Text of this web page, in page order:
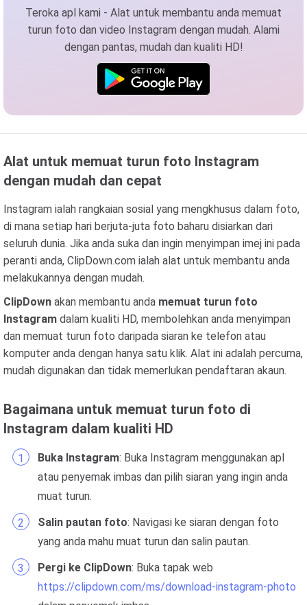
Teroka apl kami - Alat untuk membantu anda memuat
turun foto dan video Instagram dengan mudah. Alami
dengan pantas, mudah dan kualiti HD!
Alat untuk memuat turun foto Instagram
dengan mudah dan cepat
Instagram ialah rangkaian sosial yang mengkhusus dalam foto,
di mana setiap hari berjuta-juta foto baharu disiarkan dari
seluruh dunia. Jika anda suka dan ingin menyimpan imej ini pada
peranti anda, ClipDown.com ialah alat untuk membantu anda
melakukannya dengan mudah.
ClipDown akan membantu anda memuat turun foto
Instagram dalam kualiti HD, membolehkan anda menyimpan
dan memuat turun foto daripada siaran ke telefon atau
komputer anda dengan hanya satu klik. Alat ini adalah percuma,
mudah digunakan dan tidak memerlukan pendaftaran akaun.
Bagaimana untuk memuat turun foto di
Instagram dalam kualiti HD
Buka Instagram: Buka Instagram menggunakan apl
atau penyemak imbas dan pilih siaran yang ingin anda
muat turun.
Salin pautan foto: Navigasi ke siaran dengan foto
yang anda mahu muat turun dan salin pautan.
Pergi ke ClipDown: Buka tapak web
https://clipdown.com/ms/download-instagram-photo